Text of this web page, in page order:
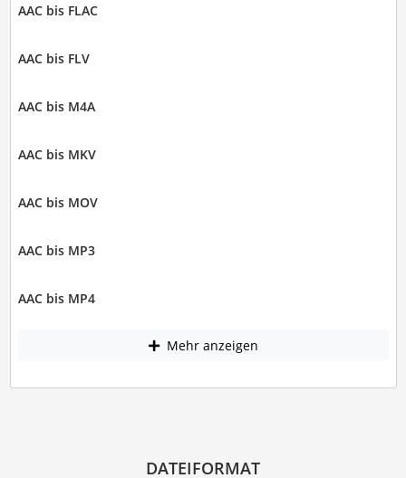
AAC bis FLAC
AAC bis FLV
AAC bis M4A
AAC bis MKV
AAC bis MOV
AAC bis MP3
AAC bis MP4
Mehr anzeigen
DATEIFORMAT